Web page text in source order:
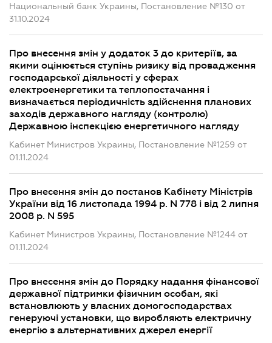
Национальный банк Украины, Постановление №130 от
31.10.2024
Про внесення змін у додаток 3 до критеріїв, за
якими оцінюється ступінь ризику від провадження
господарської діяльності у сферах
електроенергетики та теплопостачання і
визначається періодичність здійснення планових
заходів державного нагляду (контролю)
Державною інспекцією енергетичного нагляду
Кабинет Министров Украины, Постановление №1259 от
01.11.2024
Про внесення змін до постанов Кабінету Міністрів
України від 16 листопада 1994 р. N 778 і від 2 липня
2008 р. N 595
Кабинет Министров Украины, Постановление №1244 от
01.11.2024
Про внесення змін до Порядку надання фінансової
державної підтримки фізичним особам, які
встановлюють у власних домогосподарствах
генеруючі установки, що виробляють електричну
енергію з альтернативних джерел енергії